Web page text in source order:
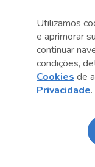
Utilizamos
e aprimorar
continuar
condições,
Cookies de
Privacidade.